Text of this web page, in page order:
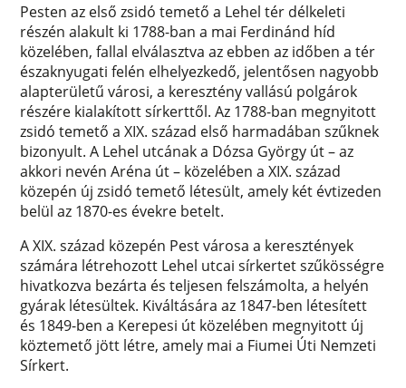
Pesten az első zsidó temető a Lehel tér délkeleti
részén alakult ki 1788-ban a mai Ferdinánd híd
közelében, fallal elválasztva az ebben az időben a tér
északnyugati felén elhelyezkedő, jelentősen nagyobb
alapterületű városi, a keresztény vallású polgárok
részére kialakított sírkerttől. Az 1788-ban megnyitott
zsidó temető a XIX. század első harmadában szűknek
bizonyult. A Lehel utcának a Dózsa György út – az
akkori nevén Aréna út – közelében a XIX. század
közepén új zsidó temető létesült, amely két évtizeden
belül az 1870-es évekre betelt.
A XIX. század közepén Pest városa a keresztények
számára létrehozott Lehel utcai sírkertet szűkösségre
hivatkozva bezárta és teljesen felszámolta, a helyén
gyárak létesültek. Kiváltására az 1847-ben létesített
és 1849-ben a Kerepesi út közelében megnyitott új
köztemető jött létre, amely mai a Fiumei Úti Nemzeti
Sírkert.